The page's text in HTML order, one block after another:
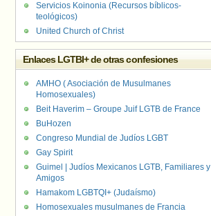
Servicios Koinonia (Recursos bíblicos-
teológicos)
United Church of Christ
Enlaces LGTBI+ de otras confesiones
AMHO ( Asociación de Musulmanes
Homosexuales)
Beit Haverim – Groupe Juif LGTB de France
BuHozen
Congreso Mundial de Judíos LGBT
Gay Spirit
Guimel | Judíos Mexicanos LGTB, Familiares y
Amigos
Hamakom LGBTQI+ (Judaísmo)
Homosexuales musulmanes de Francia